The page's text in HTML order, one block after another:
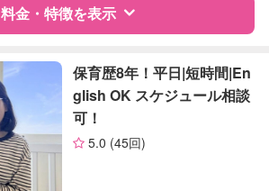
算数
英語
料金・特徴を表示
レビュー
保育歴8年！平日|短時間|En
glish OK スケジュール相談
可！
5.0 (45回)